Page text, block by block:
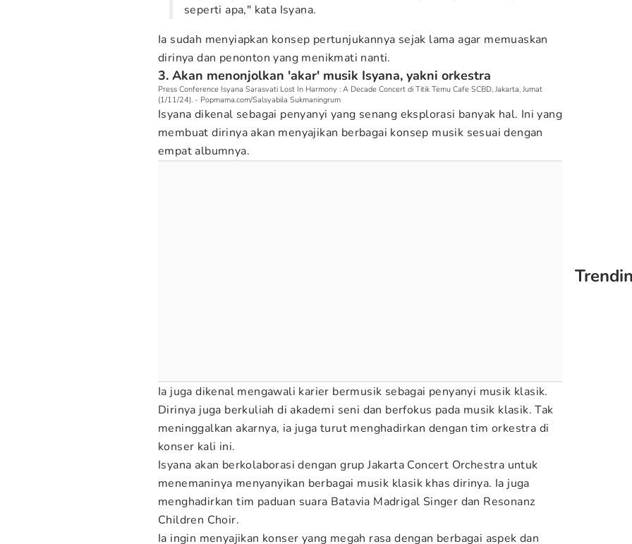
seperti apa," kata Isyana.
Ia sudah menyiapkan konsep pertunjukannya sejak lama agar memuaskan
dirinya dan penonton yang menikmati nanti.
3. Akan menonjolkan 'akar' musik Isyana, yakni orkestra
Press Conference Isyana Sarasvati Lost In Harmony : A Decade Concert di Titik Temu Cafe SCBD, Jakarta, Jumat
(1/11/24). - Popmama.com/Salsyabila Sukmaningrum
Isyana dikenal sebagai penyanyi yang senang eksplorasi banyak hal. Ini yang
membuat dirinya akan menyajikan berbagai konsep musik sesuai dengan
empat albumnya.
Ia juga dikenal mengawali karier bermusik sebagai penyanyi musik klasik.
Dirinya juga berkuliah di akademi seni dan berfokus pada musik klasik. Tak
meninggalkan akarnya, ia juga turut menghadirkan dengan tim orkestra di
konser kali ini.
Isyana akan berkolaborasi dengan grup Jakarta Concert Orchestra untuk
menemaninya menyanyikan berbagai musik klasik khas dirinya. Ia juga
menghadirkan tim paduan suara Batavia Madrigal Singer dan Resonanz
Children Choir.
Ia ingin menyajikan konser yang megah rasa dengan berbagai aspek dan